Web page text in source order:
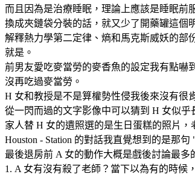
而且因為是治療睡眠，理論上應該是睡眠前
換成夾鏈袋分裝的話，就又少了開藥罐這
解釋熱力學第二定律、熵和馬克斯威妖的部
就是。
前男友愛吃麥當勞的麥香魚的設定我有點嚇
沒再吃過麥當勞。
H 女和教授是不是算權勢性侵我後來沒有很
從一閃而過的文字影像中可以猜到 H 女似
家人替 H 女的遺照選的是生日蛋糕的照片
Houston - Station 的對話我直覺想到的是那句
最後退房前 A 女的動作大概是戲後討論最多
1. A 女有沒有殺了老師？當下以為有的時候